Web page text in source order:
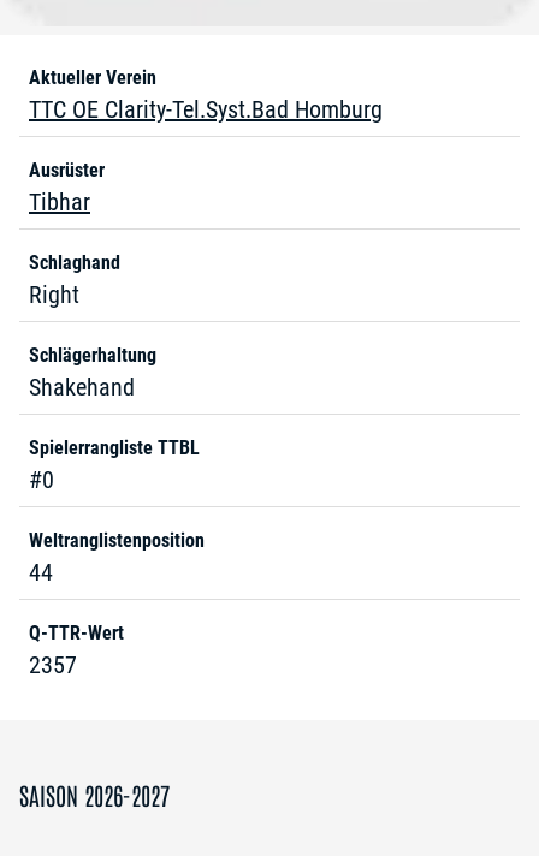
Aktueller Verein
TTC OE Clarity-Tel.Syst.Bad Homburg
Ausrüster
Tibhar
Schlaghand
Right
Schlägerhaltung
Shakehand
Spielerrangliste TTBL
#0
Weltranglistenposition
44
Q-TTR-Wert
2357
SAISON 2026-2027